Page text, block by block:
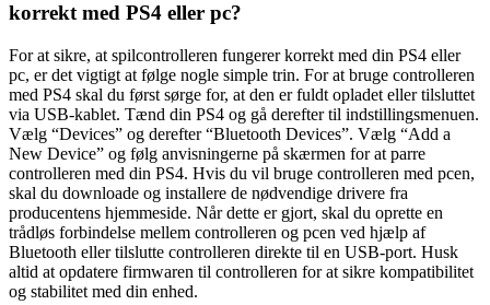
korrekt med PS4 eller pc?
For at sikre, at spilcontrolleren fungerer korrekt med din PS4 eller
pc, er det vigtigt at følge nogle simple trin. For at bruge controlleren
med PS4 skal du først sørge for, at den er fuldt opladet eller tilsluttet
via USB-kablet. Tænd din PS4 og gå derefter til indstillingsmenuen.
Vælg “Devices” og derefter “Bluetooth Devices”. Vælg “Add a
New Device” og følg anvisningerne på skærmen for at parre
controlleren med din PS4. Hvis du vil bruge controlleren med pcen,
skal du downloade og installere de nødvendige drivere fra
producentens hjemmeside. Når dette er gjort, skal du oprette en
trådløs forbindelse mellem controlleren og pcen ved hjælp af
Bluetooth eller tilslutte controlleren direkte til en USB-port. Husk
altid at opdatere firmwaren til controlleren for at sikre kompatibilitet
og stabilitet med din enhed.